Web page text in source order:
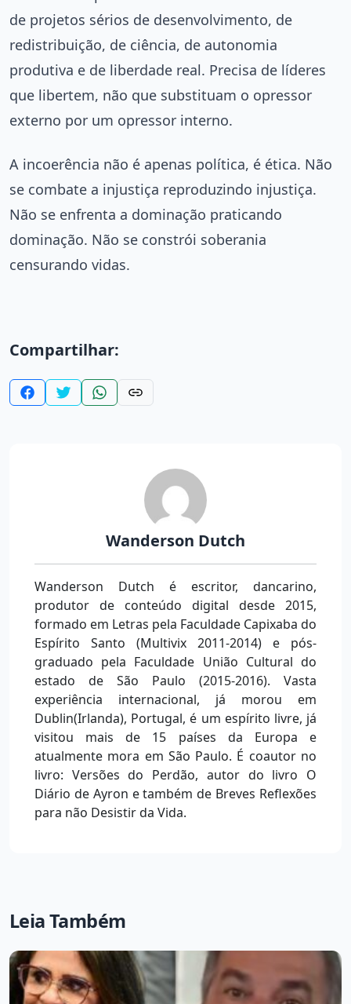
de projetos sérios de desenvolvimento, de
redistribuição, de ciência, de autonomia
produtiva e de liberdade real. Precisa de líderes
que libertem, não que substituam o opressor
externo por um opressor interno.
A incoerência não é apenas política, é ética. Não
se combate a injustiça reproduzindo injustiça.
Não se enfrenta a dominação praticando
dominação. Não se constrói soberania
censurando vidas.
Compartilhar:
Wanderson Dutch
Wanderson Dutch é escritor, dancarino,
produtor de conteúdo digital desde 2015,
formado em Letras pela Faculdade Capixaba do
Espírito Santo (Multivix 2011-2014) e pós-
graduado pela Faculdade União Cultural do
estado de São Paulo (2015-2016). Vasta
experiência internacional, já morou em
Dublin(Irlanda), Portugal, é um espírito livre, já
visitou mais de 15 países da Europa e
atualmente mora em São Paulo. É coautor no
livro: Versões do Perdão, autor do livro O
Diário de Ayron e também de Breves Reflexões
para não Desistir da Vida.
Leia Também